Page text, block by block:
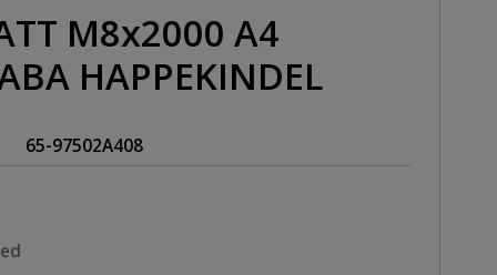
M8x2000 A4
HAPPEKINDEL
65-97502A408